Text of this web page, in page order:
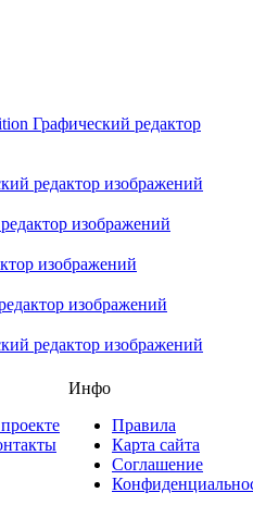
Графический редактор
редактор изображений
изображений
изображений
изображений
редактор изображений
Инфо
Правила
Карта сайта
Соглашение